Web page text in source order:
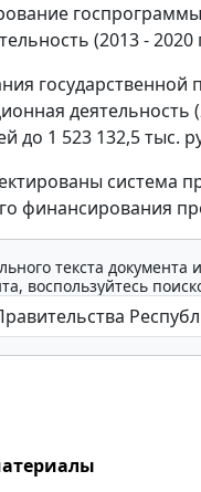
(2013 - 2020
деятельность
до 1 523 132,5 тыс.
система
финансирования
текста
воспользуйтесь